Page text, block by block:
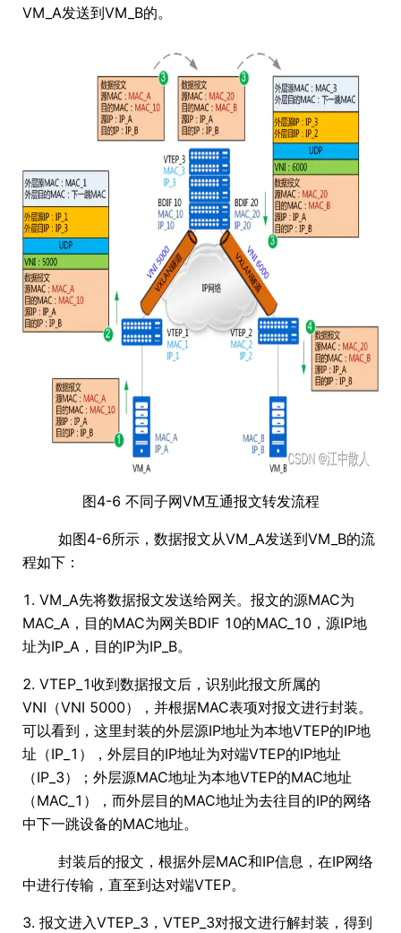
VM_A发送到VM_B的。
图4-6 不同子网VM互通报文转发流程
如图4-6所示，数据报文从VM_A发送到VM_B的流
程如下：
1. VM_A先将数据报文发送给网关。报文的源MAC为
MAC_A，目的MAC为网关BDIF 10的MAC_10，源IP地
址为IP_A，目的IP为IP_B。
2. VTEP_1收到数据报文后，识别此报文所属的
VNI（VNI 5000），并根据MAC表项对报文进行封装。
可以看到，这里封装的外层源IP地址为本地VTEP的IP地
址（IP_1），外层目的IP地址为对端VTEP的IP地址
（IP_3）；外层源MAC地址为本地VTEP的MAC地址
（MAC_1），而外层目的MAC地址为去往目的IP的网络
中下一跳设备的MAC地址。
封装后的报文，根据外层MAC和IP信息，在IP网络
中进行传输，直至到达对端VTEP。
3. 报文进入VTEP_3，VTEP_3对报文进行解封装，得到